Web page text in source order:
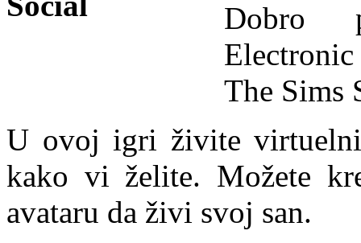
Dobro
The Sims
U ovoj igri živite virtuelni
kako vi želite. Možete
avataru da živi svoj san.